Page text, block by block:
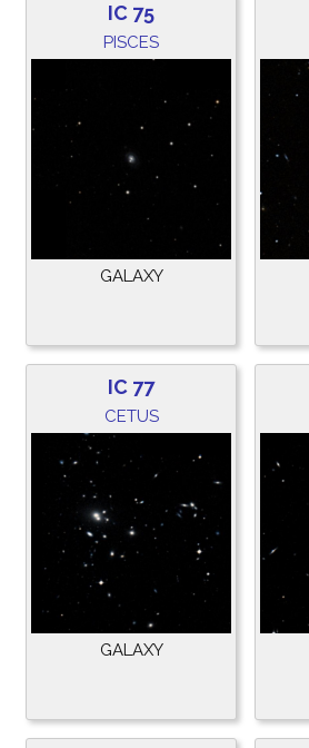
IC 75
PISCES
GALAXY
IC 77
CETUS
GALAXY